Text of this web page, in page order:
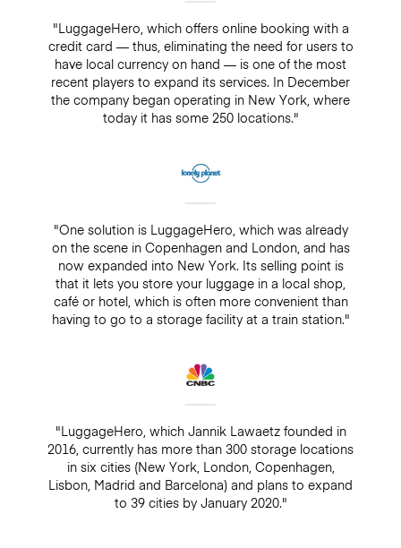
"LuggageHero, which offers online booking with a
credit card — thus, eliminating the need for users to
have local currency on hand — is one of the most
recent players to expand its services. In December
the company began operating in New York, where
today it has some 250 locations."
"One solution is LuggageHero, which was already
on the scene in Copenhagen and London, and has
now expanded into New York. Its selling point is
that it lets you store your luggage in a local shop,
café or hotel, which is often more convenient than
having to go to a storage facility at a train station."
"LuggageHero, which Jannik Lawaetz founded in
2016, currently has more than 300 storage locations
in six cities (New York, London, Copenhagen,
Lisbon, Madrid and Barcelona) and plans to expand
to 39 cities by January 2020."